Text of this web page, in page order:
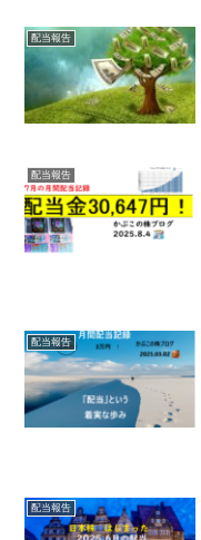
配当報告
配当報告
配当報告
配当報告